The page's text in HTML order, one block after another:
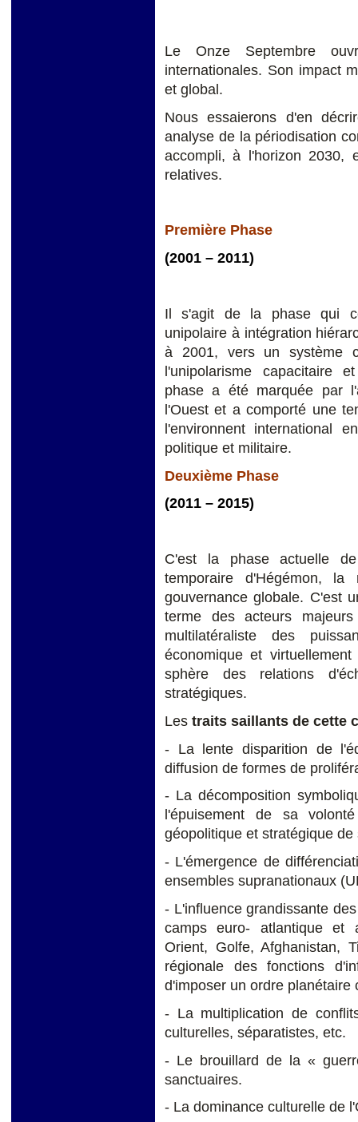
Le Onze Septembre
internationales. Son impact
et global.
Nous essaierons d'en
analyse de la périodisation
accompli, à l'horizon 2030,
relatives.
Première Phase
(2001 – 2011)
Il s'agit de la phase qui
unipolaire à intégration
à 2001, vers un système
l'unipolarisme capacitaire
phase a été marquée par
l'Ouest et a comporté une
l'environnent international
politique et militaire.
Deuxième Phase
(2011 – 2015)
C'est la phase actuelle
temporaire d'Hégémon,
gouvernance globale. C'est
terme des acteurs
multilatéraliste des
économique et
sphère des relations
stratégiques.
Les traits saillants de cette
- La lente disparition de
diffusion de formes de
- La décomposition
l'épuisement de sa
géopolitique et stratégique de
- L'émergence de
ensembles supranationaux
- L'influence grandissante
camps euro- atlantique et
Orient, Golfe, Afghanistan,
régionale des fonctions
d'imposer un ordre planétaire
- La multiplication de
culturelles, séparatistes, etc.
- Le brouillard de la «
sanctuaires.
- La dominance culturelle de